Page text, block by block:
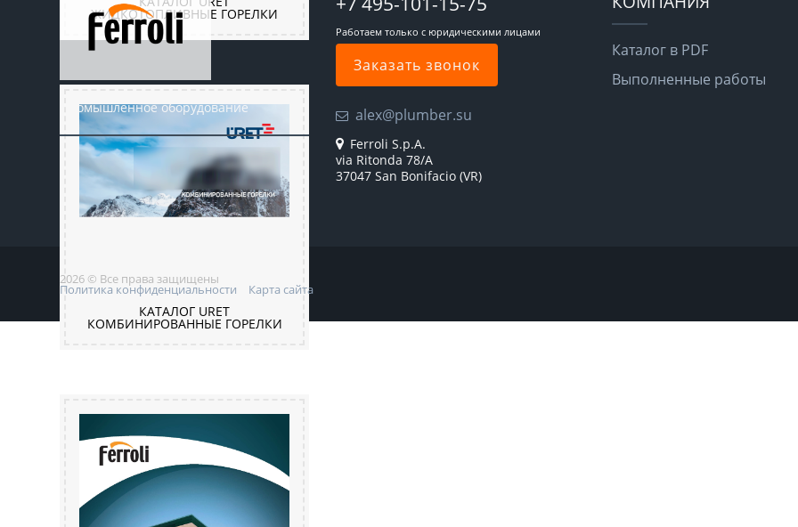
ЖИДКОТОПЛИВНЫЕ ГОРЕЛКИ
КАТАЛОГ URET
КОМБИНИРОВАННЫЕ ГОРЕЛКИ
Промышленное оборудование
Работаем только с юридическими лицами
Заказать звонок
alex@plumber.su
Ferroli S.p.A.
via Ritonda 78/A
37047 San Bonifacio (VR)
Каталог в PDF
Выполненные работы
2026 © Все права защищены
Политика конфиденциальности Карта сайта